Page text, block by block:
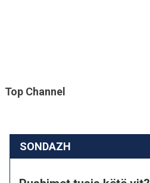
Top Channel
SONDAZH